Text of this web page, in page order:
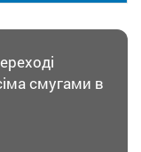
смугами в